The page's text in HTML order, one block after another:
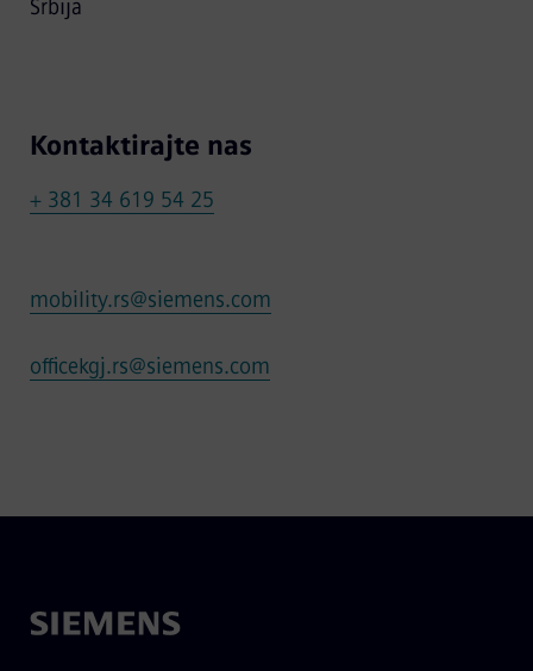
Srbija
Kontaktirajte nas
+ 381 34 619 54 25
mobility.rs@siemens.com
officekgj.rs@siemens.com